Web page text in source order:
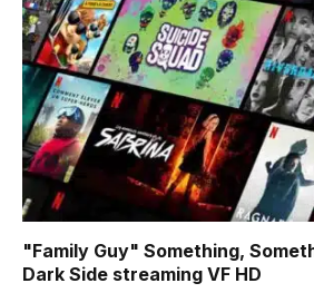
"Family Guy" Something,
Dark Side streaming VF HD